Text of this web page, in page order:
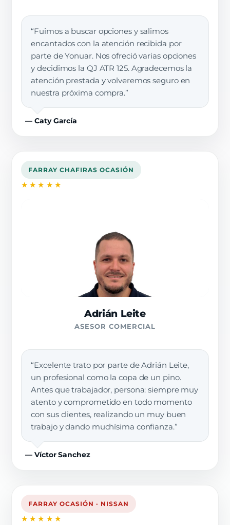
“Fuimos a buscar opciones y salimos
encantados con la atención recibida por
parte de Yonuar. Nos ofreció varias opciones
y decidimos la QJ ATR 125. Agradecemos la
atención prestada y volveremos seguro en
nuestra próxima compra.”
— Caty García
FARRAY CHAFIRAS OCASIÓN
★★★★★
Adrián Leite
ASESOR COMERCIAL
“Excelente trato por parte de Adrián Leite,
un profesional como la copa de un pino.
Antes que trabajador, persona: siempre muy
atento y comprometido en todo momento
con sus clientes, realizando un muy buen
trabajo y dando muchísima confianza.”
— Víctor Sanchez
FARRAY OCASIÓN · NISSAN
★★★★★